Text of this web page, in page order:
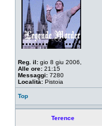
Reg. il: gio 8 giu 2006,
Alle ore: 21:15
Messaggi: 7280
Località: Pistoia
Top
Terence